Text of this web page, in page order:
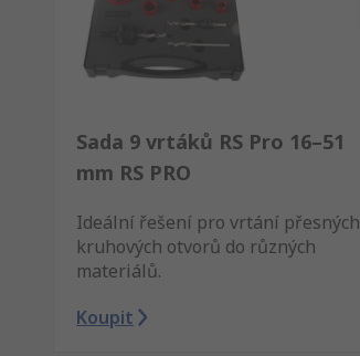
Sada 9 vrtáků RS Pro 16–51
mm RS PRO
Ideální řešení pro vrtání přesných
kruhových otvorů do různých
materiálů.
Koupit